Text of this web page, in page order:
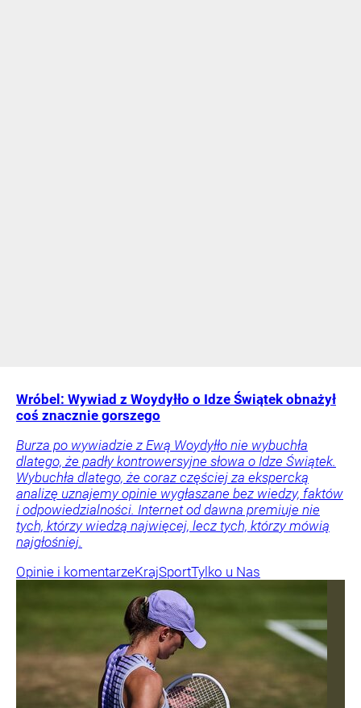
Wróbel: Wywiad z Woydyłło o Idze Świątek obnażył
coś znacznie gorszego
Burza po wywiadzie z Ewą Woydyłło nie wybuchła
dlatego, że padły kontrowersyjne słowa o Idze Świątek.
Wybuchła dlatego, że coraz częściej za ekspercką
analizę uznajemy opinie wygłaszane bez wiedzy, faktów
i odpowiedzialności. Internet od dawna premiuje nie
tych, którzy wiedzą najwięcej, lecz tych, którzy mówią
najgłośniej.
Opinie i komentarzeKrajSportTylko u Nas